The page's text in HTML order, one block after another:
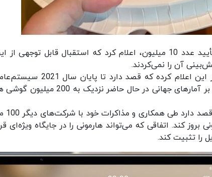
شرکت هواوی نیز با تأیید عدد 10 میلیون، اعلام کرد که
آن را نمی‌کردند.
دستگاه نصب کند. بنا بر آمارهای
بروز کند. اتفاقی که می‌تواند هارمونی را در جایگاه
را تثبیت کند.